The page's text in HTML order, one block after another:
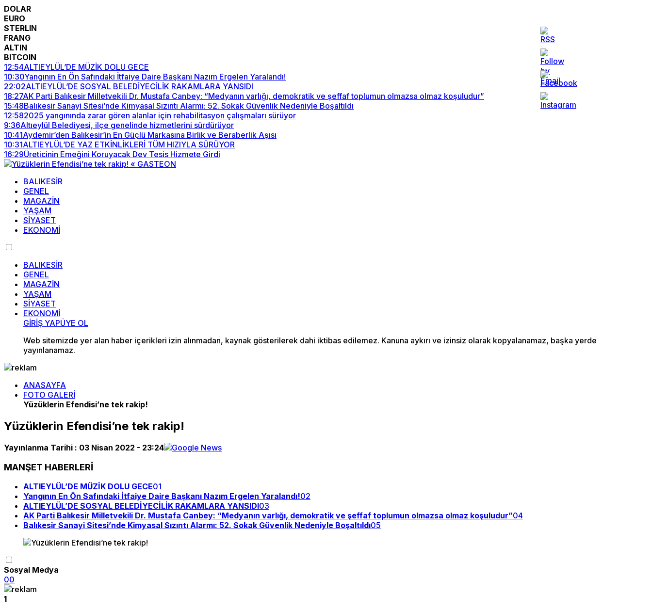
DOLAR
EURO
STERLIN
FRANG
ALTIN
BITCOIN
12:54ALTIEYLÜL’DE MÜZİK DOLU GECE
10:30Yangının En Ön Safındaki İtfaiye Daire Başkanı Nazım Ergelen Yaralandı!
22:02ALTIEYLÜL’DE SOSYAL BELEDİYECİLİK RAKAMLARA YANSIDI
18:27AK Parti Balıkesir Milletvekili Dr. Mustafa Canbey: “Medyanın varlığı, demokratik ve şeffaf toplumun olmazsa olmaz koşuludur”
15:48Balıkesir Sanayi Sitesi’nde Kimyasal Sızıntı Alarmı: 52. Sokak Güvenlik Nedeniyle Boşaltıldı
12:582025 yangınında zarar gören alanlar için rehabilitasyon çalışmaları sürüyor
9:36Altıeylül Belediyesi, ilçe genelinde hizmetlerini sürdürüyor
10:41Aydemir’den Balıkesir’in En Güçlü Markasına Birlik ve Beraberlik Aşısı
10:31ALTIEYLÜL’DE YAZ ETKİNLİKLERİ TÜM HIZIYLA SÜRÜYOR
16:29Üreticinin Emeğini Koruyacak Dev Tesis Hizmete Girdi
BALIKESİR
GENEL
MAGAZİN
YAŞAM
SİYASET
EKONOMİ
BALIKESİR
GENEL
MAGAZİN
YAŞAM
SİYASET
EKONOMİ
GİRİŞ YAPÜYE OL
Web sitemizde yer alan haber içerikleri izin alınmadan, kaynak gösterilerek dahi iktibas edilemez. Kanuna aykırı ve izinsiz olarak kopyalanamaz, başka yerde
yayınlanamaz.
ANASAYFA
FOTO GALERİ
Yüzüklerin Efendisi’ne tek rakip!
Yüzüklerin Efendisi’ne tek rakip!
Yayınlanma Tarihi : 03 Nisan 2022 - 23:24
MANŞET HABERLERİ
ALTIEYLÜL’DE MÜZİK DOLU GECE01
Yangının En Ön Safındaki İtfaiye Daire Başkanı Nazım Ergelen Yaralandı!02
ALTIEYLÜL’DE SOSYAL BELEDİYECİLİK RAKAMLARA YANSIDI03
AK Parti Balıkesir Milletvekili Dr. Mustafa Canbey: “Medyanın varlığı, demokratik ve şeffaf toplumun olmazsa olmaz koşuludur”04
Balıkesir Sanayi Sitesi’nde Kimyasal Sızıntı Alarmı: 52. Sokak Güvenlik Nedeniyle Boşaltıldı05
Sosyal Medya
00
1